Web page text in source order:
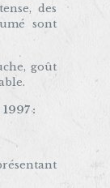
des
sont
goût
: